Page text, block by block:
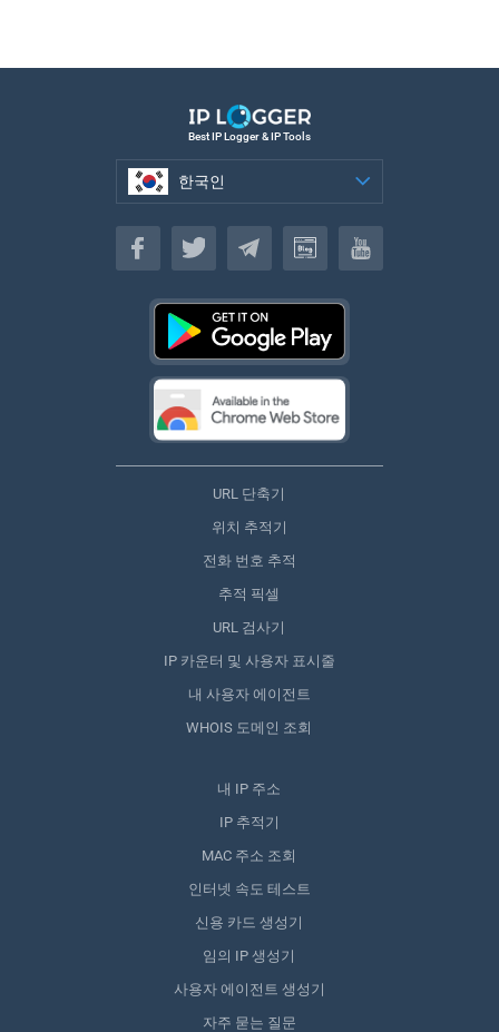
Best IP Logger & IP Tools
한국인
한국인
URL 단축기
위치 추적기
전화 번호 추적
추적 픽셀
URL 검사기
IP 카운터 및 사용자 표시줄
내 사용자 에이전트
WHOIS 도메인 조회
내 IP 주소
IP 추적기
MAC 주소 조회
인터넷 속도 테스트
신용 카드 생성기
임의 IP 생성기
사용자 에이전트 생성기
자주 묻는 질문